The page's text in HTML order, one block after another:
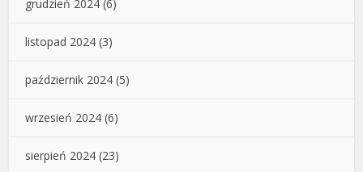
grudzień 2024 (6)
listopad 2024 (3)
październik 2024 (5)
wrzesień 2024 (6)
sierpień 2024 (23)